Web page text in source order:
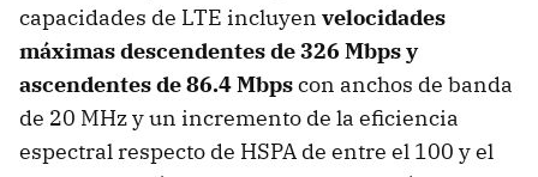
capacidades de LTE incluyen velocidades
máximas descendentes de 326 Mbps y
ascendentes de 86.4 Mbpscon anchos de banda
de 20 MHz y un incremento de la eficiencia
espectral respecto de HSPA de entre el 100 y el